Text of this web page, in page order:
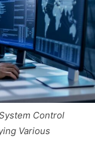
Control
Various